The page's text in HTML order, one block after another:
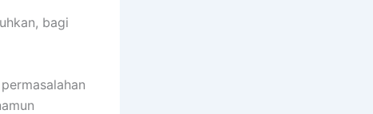
bagi